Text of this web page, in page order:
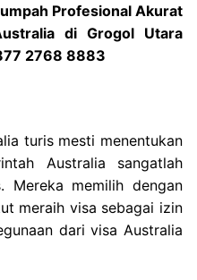
Profesional Akurat
di Grogol Utara
2768 8883
turis mesti menentukan
Australia sangatlah
Mereka memilih dengan
meraih visa sebagai izin
dari visa Australia